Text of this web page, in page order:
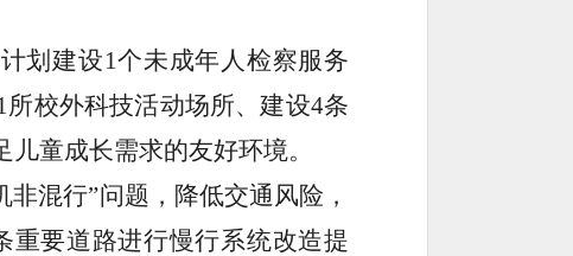
划建设1个未成年人检察服务
所校外科技活动场所、建设4条
童成长需求的友好环境。
非混行”问题，降低交通风险，
重要道路进行慢行系统改造提